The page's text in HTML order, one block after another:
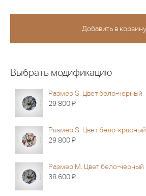
Выбрать модификацию
Размер S. Цвет бело-черный
29 800Я
Размер S. Цвет бело-красный
29 800Я
Размер M. Цвет бело-черный
38 600Я